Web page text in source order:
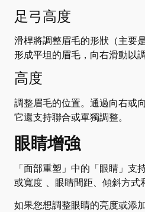
足弓高度
滑桿將調整眉毛的形狀（主要
形成平坦的眉毛，向右滑動以
高度
調整眉毛的位置。通過向右或
它還支持聯合或單獨調整。
眼睛增強
「面部重塑」中的「眼睛」支
或寬度
、眼睛間距、傾斜方式
如果您想調整眼睛的亮度或添